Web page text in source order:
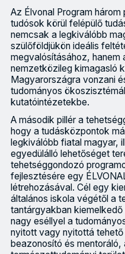
Az Élvonal Program három
tudósok körül felépülő
nemcsak a legkiválóbb
szülőföldjükön ideális
megvalósításához, hanem
nemzetközileg kimagasló
Magyarországra vonzani
tudományos
kutatóintézetekbe.
A második pillér a
hogy a tudásközpontok
legkiválóbb fiatal magyar,
egyedülálló lehetőséget
tehetséggondozó
fejlesztésére egy
létrehozásával. Cél egy
általános iskola végétől a
tantárgyakban
nagy eséllyel a
nyitott vagy nyitottá
beazonosító és